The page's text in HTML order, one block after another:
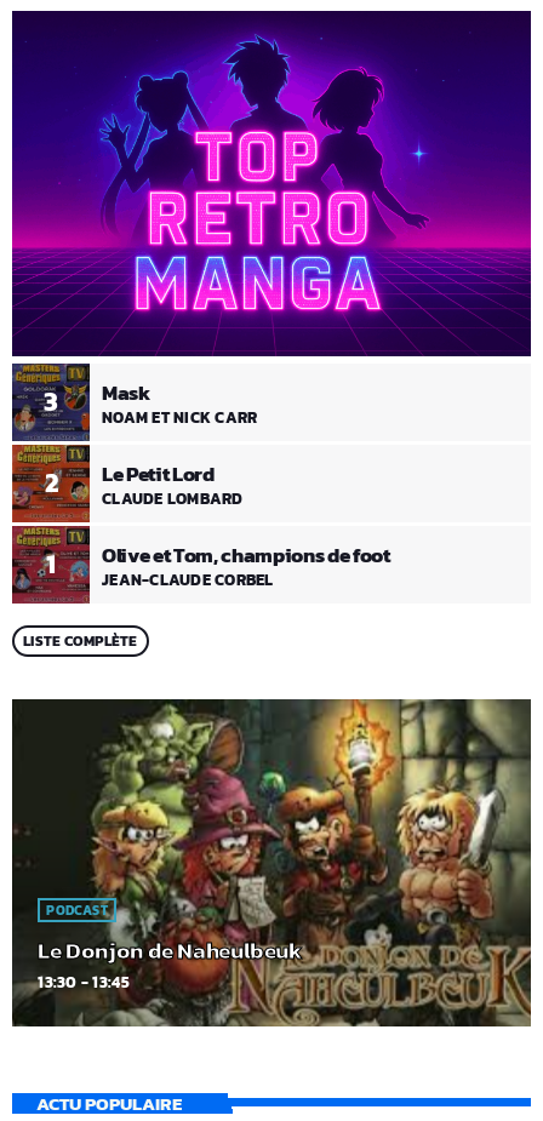
1 Olive et Tom, champions de foot
JEAN-CLAUDE CORBEL
2 Le Petit Lord
CLAUDE LOMBARD
3 Mask
NOAM ET NICK CARR
LISTE COMPLÈTE
PODCAST
Le Donjon de Naheulbeuk
13:30 - 13:45
ACTU POPULAIRE